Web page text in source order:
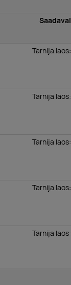
Saadaval
Tarnija laos:
Tarnija laos:
Tarnija laos:
Tarnija laos:
Tarnija laos: